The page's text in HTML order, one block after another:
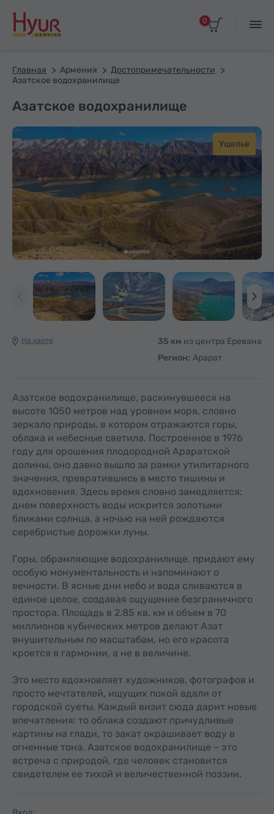
0
Главная Армения
Достопримечательности
Азатское водохранилище
Азатское водохранилище
Ущелье
На карте 35 км из центра Еревана
Регион: Арарат
Азатское водохранилище, раскинувшееся на
высоте 1050 метров над уровнем моря, словно
зеркало природы, в котором отражаются горы,
облака и небесные светила. Построенное в 1976
году для орошения плодородной Араратской
долины, оно давно вышло за рамки утилитарного
значения, превратившись в место тишины и
вдохновения. Здесь время словно замедляется:
днем поверхность воды искрится золотыми
бликами солнца, а ночью на ней рождаются
серебристые дорожки луны.
Горы, обрамляющие водохранилище, придают ему
особую монументальность и напоминают о
вечности. В ясные дни небо и вода сливаются в
единое целое, создавая ощущение безграничного
простора. Площадь в 2.85 кв. км и объем в 70
миллионов кубических метров делают Азат
внушительным по масштабам, но его красота
кроется в гармонии, а не в величине.
Это место вдохновляет художников, фотографов и
просто мечтателей, ищущих покой вдали от
городской суеты. Каждый визит сюда дарит новые
впечатления: то облака создают причудливые
картины на глади, то закат окрашивает воду в
огненные тона. Азатское водохранилище – это
встреча с природой, где человек становится
свидетелем ее тихой и величественной поэзии.